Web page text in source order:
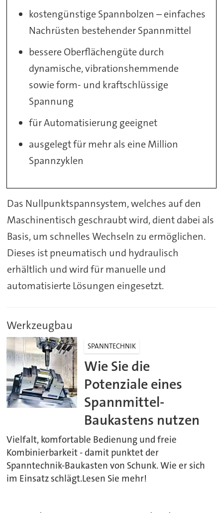
kostengünstige Spannbolzen – einfaches
Nachrüsten bestehender Spannmittel
bessere Oberflächengüte durch
dynamische, vibrationshemmende
sowie form- und kraftschlüssige
Spannung
für Automatisierung geeignet
ausgelegt für mehr als eine Million
Spannzyklen
Das Nullpunktspannsystem, welches auf den
Maschinentisch geschraubt wird, dient dabei als
Basis, um schnelles Wechseln zu ermöglichen.
Dieses ist pneumatisch und hydraulisch
erhältlich und wird für manuelle und
automatisierte Lösungen eingesetzt.
Werkzeugbau
SPANNTECHNIK
Wie Sie die
Potenziale eines
Spannmittel-
Baukastens nutzen
Vielfalt, komfortable Bedienung und freie
Kombinierbarkeit - damit punktet der
Spanntechnik-Baukasten von Schunk. Wie er sich
im Einsatz schlägt.Lesen Sie mehr!